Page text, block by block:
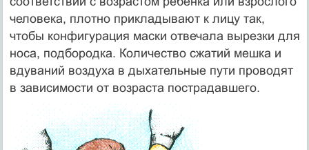
человека, плотно прикладывают к лицу так,
чтобы конфигурация маски отвечала вырезки для
носа, подбородка. Количество сжатий мешка и
вдуваний воздуха в дыхательные пути проводят
в зависимости от возраста пострадавшего.